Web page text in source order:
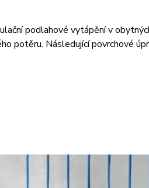
podlahové vytápění v
potěru. Následující povrchové